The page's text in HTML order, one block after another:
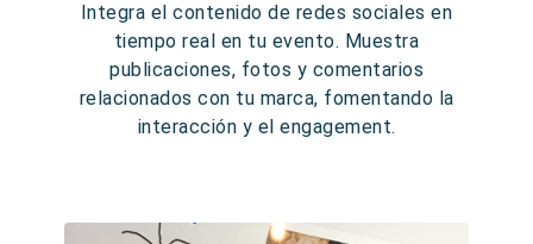
Integra el contenido de redes sociales en
tiempo real en tu evento. Muestra
publicaciones, fotos y comentarios
relacionados con tu marca, fomentando la
interacción y el engagement.